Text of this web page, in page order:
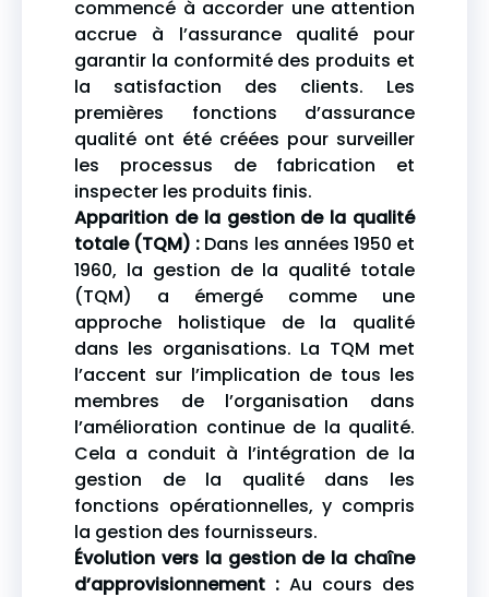
commencé à accorder une attention
accrue à l’assurance qualité pour
garantir la conformité des produits et
la satisfaction des clients. Les
premières fonctions d’assurance
qualité ont été créées pour surveiller
les processus de fabrication et
inspecter les produits finis.
Apparition de la gestion de la qualité
totale (TQM) : Dans les années 1950 et
1960, la gestion de la qualité totale
(TQM) a émergé comme une
approche holistique de la qualité
dans les organisations. La TQM met
l’accent sur l’implication de tous les
membres de l’organisation dans
l’amélioration continue de la qualité.
Cela a conduit à l’intégration de la
gestion de la qualité dans les
fonctions opérationnelles, y compris
la gestion des fournisseurs.
Évolution vers la gestion de la chaîne
d’approvisionnement : Au cours des